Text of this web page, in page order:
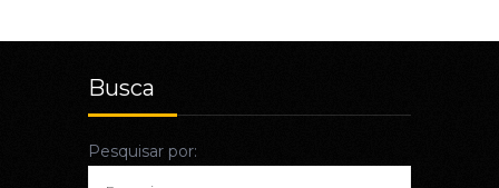
Busca
Pesquisar por: